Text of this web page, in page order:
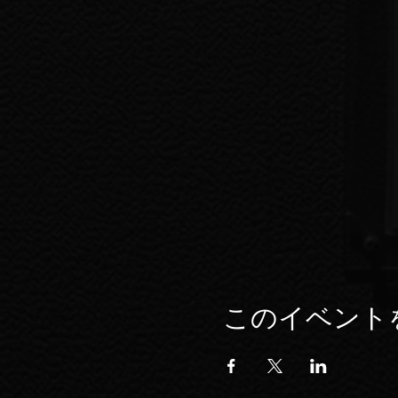
このイベント